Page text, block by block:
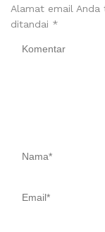
Alamat email Anda
ditandai *